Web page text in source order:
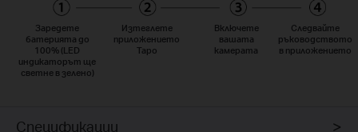
Заредете
батерията до
100% (LED
индикаторът ще
светне в зелено)
Изтеглете
приложението
Tapo
Включете
вашата
камерата
Следвайте
ръководството
в приложението
Спецификации